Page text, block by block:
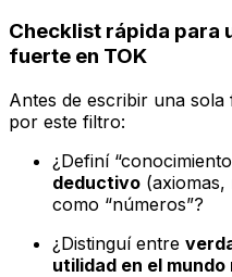
Checklist rápida para
fuerte en TOK
Antes de escribir una sola
por este filtro:
¿Definí
deductivo
como “números”?
¿Distinguí entre
utilidad en el mundo